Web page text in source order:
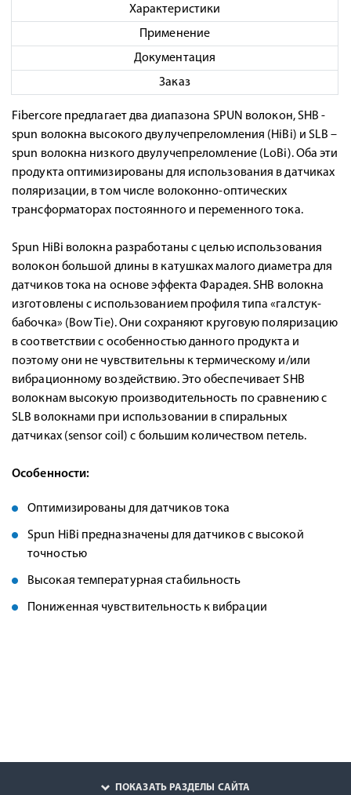
Характеристики
Применение
Документация
Заказ
Fibercore предлагает два диапазона SPUN волокон, SHB -
spun волокна высокого двулучепреломления (HiBi) и SLB –
spun волокна низкого двулучепреломление (LoBi). Оба эти
продукта оптимизированы для использования в датчиках
поляризации, в том числе волоконно-оптических
трансформаторах постоянного и переменного тока.
Spun HiBi волокна разработаны с целью использования
волокон большой длины в катушках малого диаметра для
датчиков тока на основе эффекта Фарадея. SHB волокна
изготовлены с использованием профиля типа «галстук-
бабочка» (Bow Tie). Они сохраняют круговую поляризацию
в соответствии с особенностью данного продукта и
поэтому они не чувствительны к термическому и/или
вибрационному воздействию. Это обеспечивает SHB
волокнам высокую производительность по сравнению с
SLB волокнами при использовании в спиральных
датчиках (sensor coil) с большим количеством петель.
Особенности:
Оптимизированы для датчиков тока
Spun HiBi предназначены для датчиков с высокой
точностью
Высокая температурная стабильность
Пониженная чувствительность к вибрации
ПОКАЗАТЬ РАЗДЕЛЫ САЙТА